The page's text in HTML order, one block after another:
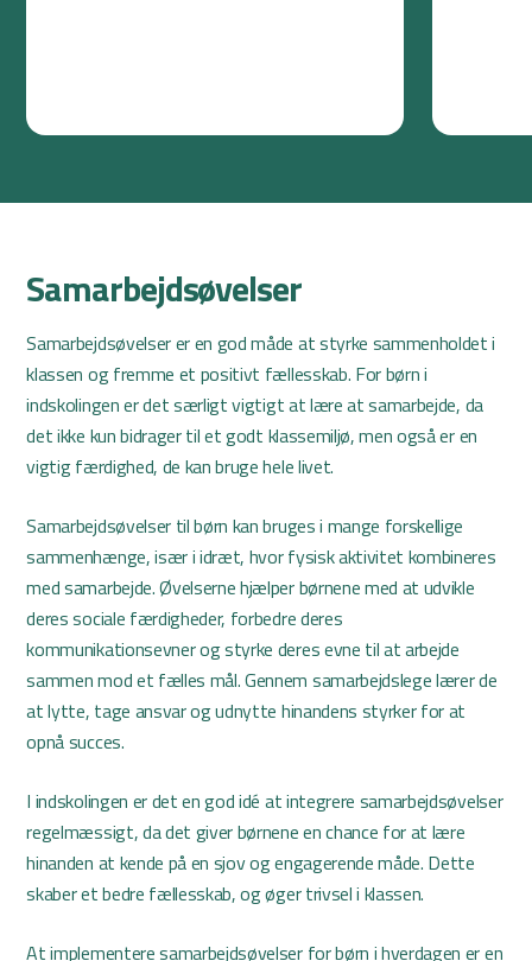
Samarbejdsøvelser
Samarbejdsøvelser er en god måde at styrke sammenholdet i
klassen og fremme et positivt fællesskab. For børn i
indskolingen er det særligt vigtigt at lære at samarbejde, da
det ikke kun bidrager til et godt klassemiljø, men også er en
vigtig færdighed, de kan bruge hele livet.
Samarbejdsøvelser til børn kan bruges i mange forskellige
sammenhænge, især i idræt, hvor fysisk aktivitet kombineres
med samarbejde. Øvelserne hjælper børnene med at udvikle
deres sociale færdigheder, forbedre deres
kommunikationsevner og styrke deres evne til at arbejde
sammen mod et fælles mål. Gennem samarbejdslege lærer de
at lytte, tage ansvar og udnytte hinandens styrker for at
opnå succes.
I indskolingen er det en god idé at integrere samarbejdsøvelser
regelmæssigt, da det giver børnene en chance for at lære
hinanden at kende på en sjov og engagerende måde. Dette
skaber et bedre fællesskab, og øger trivsel i klassen.
At implementere samarbejdsøvelser for børn i hverdagen er en